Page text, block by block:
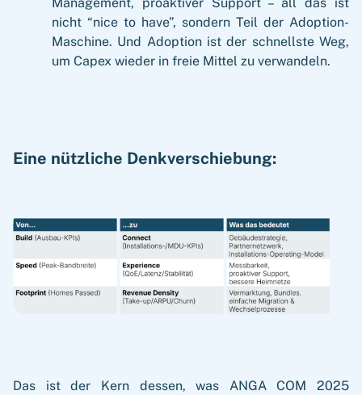
nicht “nice to have”, sondern Teil der Adoption-
Maschine. Und Adoption ist der schnellste Weg,
um Capex wieder in freie Mittel zu verwandeln.
Eine nützliche Denkverschiebung:
Das ist der Kern dessen, was ANGA COM 2025